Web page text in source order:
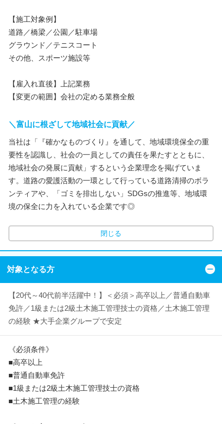
【施工対象例】
道路／橋梁／公園／駐車場
グラウンド／テニスコート
その他、スポーツ施設等
【雇入れ直後】上記業務
【変更の範囲】会社の定める業務全般
＼富山に根ざして地域社会に貢献／
当社は「『確かなものづくり』を通して、地域環境保全の重
要性を認識し、社会の一員としての責任を果たすとともに、
地域社会の発展に貢献」するという企業理念を掲げていま
す。道路の愛護活動の一環として行っている道路清掃のボラ
ンティアや、「ゴミを排出しない」SDGsの推進等、地域環
境の保全に力を入れている企業です◎
閉じる
対象となる方
【20代～40代前半活躍中！】＜必須＞高卒以上／普通自動車
免許／1級または2級土木施工管理技士の資格／土木施工管理
の経験 ★大手企業グループで安定
《必須条件》
■高卒以上
■普通自動車免許
■1級または2級土木施工管理技士の資格
■土木施工管理の経験